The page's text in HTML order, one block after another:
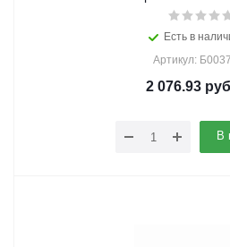
Есть в
Артикул:
2 076.93
В